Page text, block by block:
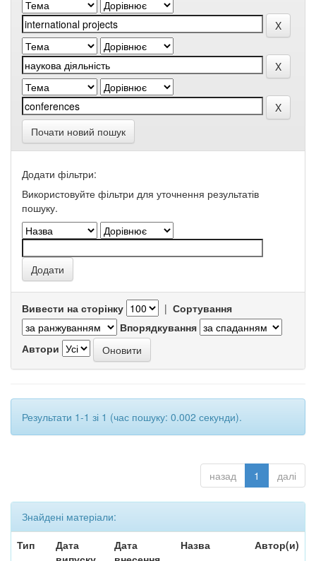
Почати новий пошук
Додати фільтри:
Використовуйте фільтри для уточнення результатів
пошуку.
Вивести на сторінку | Сортування
Впорядкування
Автори
Результати 1-1 зі 1 (час пошуку: 0.002 секунди).
назад 1 далі
Знайдені матеріали:
Тип
Дата
Дата
Назва Автор(и)